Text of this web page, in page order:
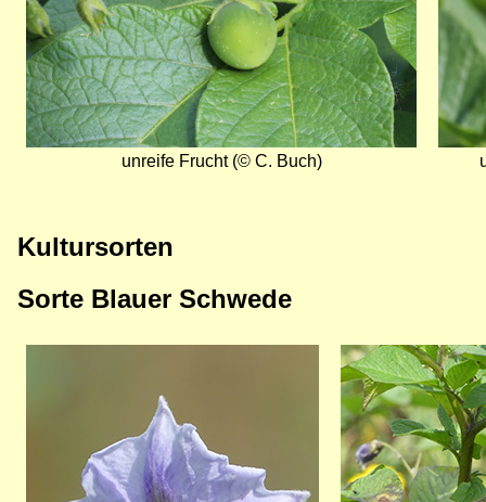
unreife Frucht (© C. Buch)
Kultursorten
Sorte Blauer Schwede
Bild